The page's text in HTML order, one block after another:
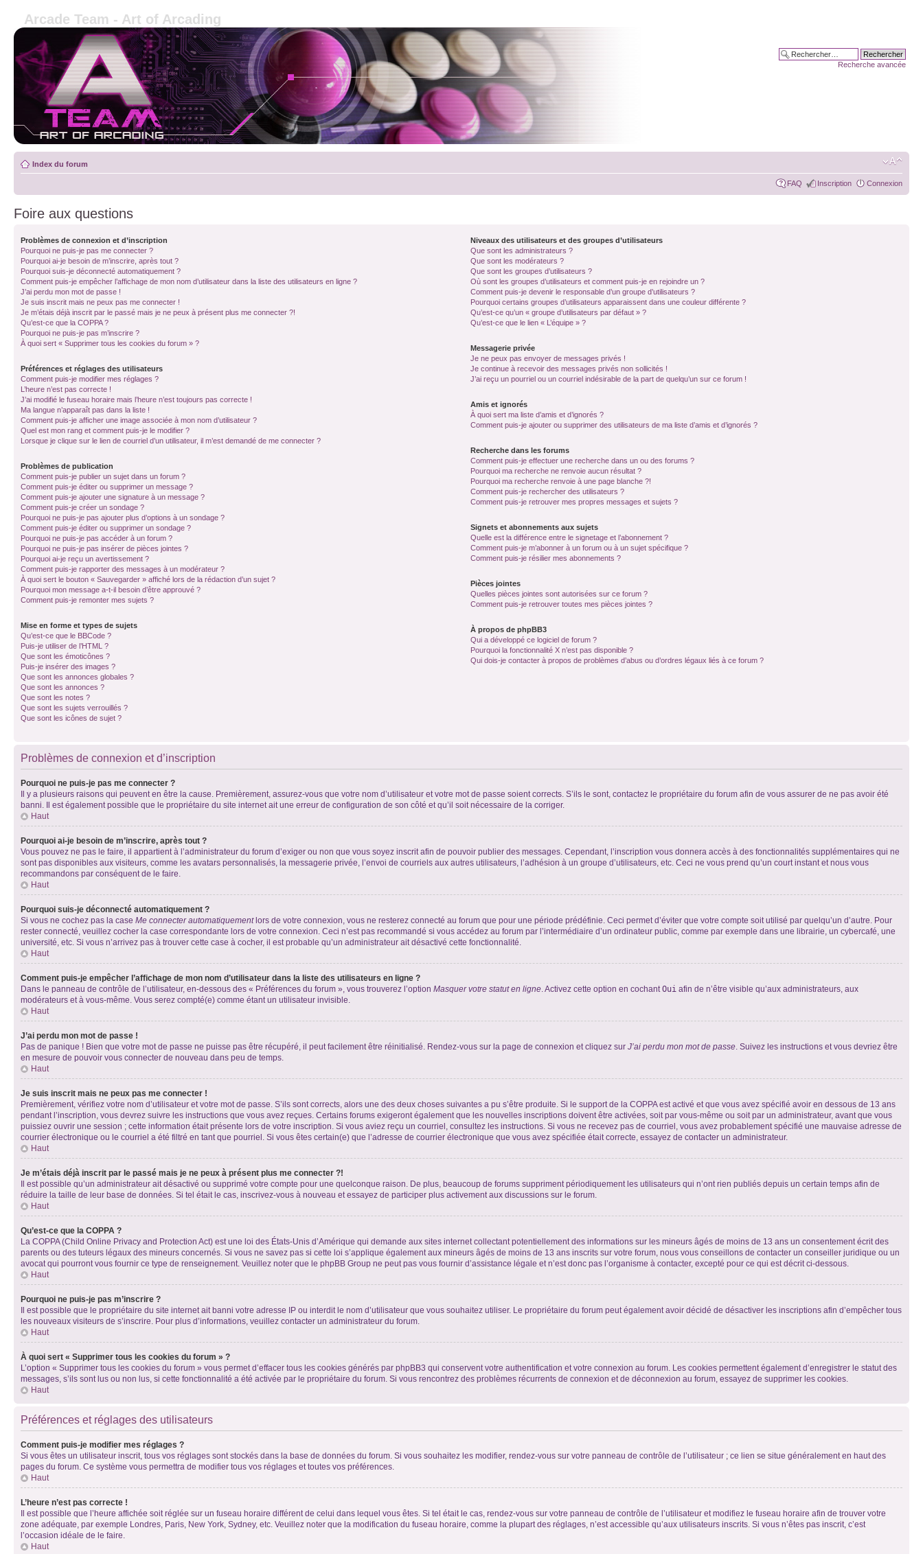
Arcade Team - Art of Arcading
Recherche avancée
Index du forum
FAQ Inscription Connexion
Foire aux questions
Problèmes de connexion et d’inscription
Pourquoi ne puis-je pas me connecter ?
Pourquoi ai-je besoin de m’inscrire, après tout ?
Pourquoi suis-je déconnecté automatiquement ?
Comment puis-je empêcher l’affichage de mon nom d’utilisateur dans la liste des utilisateurs en ligne ?
J’ai perdu mon mot de passe !
Je suis inscrit mais ne peux pas me connecter !
Je m’étais déjà inscrit par le passé mais je ne peux à présent plus me connecter ?!
Qu’est-ce que la COPPA ?
Pourquoi ne puis-je pas m’inscrire ?
À quoi sert « Supprimer tous les cookies du forum » ?
Préférences et réglages des utilisateurs
Comment puis-je modifier mes réglages ?
L’heure n’est pas correcte !
J’ai modifié le fuseau horaire mais l’heure n’est toujours pas correcte !
Ma langue n’apparaît pas dans la liste !
Comment puis-je afficher une image associée à mon nom d’utilisateur ?
Quel est mon rang et comment puis-je le modifier ?
Lorsque je clique sur le lien de courriel d’un utilisateur, il m’est demandé de me connecter ?
Problèmes de publication
Comment puis-je publier un sujet dans un forum ?
Comment puis-je éditer ou supprimer un message ?
Comment puis-je ajouter une signature à un message ?
Comment puis-je créer un sondage ?
Pourquoi ne puis-je pas ajouter plus d’options à un sondage ?
Comment puis-je éditer ou supprimer un sondage ?
Pourquoi ne puis-je pas accéder à un forum ?
Pourquoi ne puis-je pas insérer de pièces jointes ?
Pourquoi ai-je reçu un avertissement ?
Comment puis-je rapporter des messages à un modérateur ?
À quoi sert le bouton « Sauvegarder » affiché lors de la rédaction d’un sujet ?
Pourquoi mon message a-t-il besoin d’être approuvé ?
Comment puis-je remonter mes sujets ?
Mise en forme et types de sujets
Qu’est-ce que le BBCode ?
Puis-je utiliser de l’HTML ?
Que sont les émoticônes ?
Puis-je insérer des images ?
Que sont les annonces globales ?
Que sont les annonces ?
Que sont les notes ?
Que sont les sujets verrouillés ?
Que sont les icônes de sujet ?
Niveaux des utilisateurs et des groupes d’utilisateurs
Que sont les administrateurs ?
Que sont les modérateurs ?
Que sont les groupes d’utilisateurs ?
Où sont les groupes d’utilisateurs et comment puis-je en rejoindre un ?
Comment puis-je devenir le responsable d’un groupe d’utilisateurs ?
Pourquoi certains groupes d’utilisateurs apparaissent dans une couleur différente ?
Qu’est-ce qu’un « groupe d’utilisateurs par défaut » ?
Qu’est-ce que le lien « L’équipe » ?
Messagerie privée
Je ne peux pas envoyer de messages privés !
Je continue à recevoir des messages privés non sollicités !
J’ai reçu un pourriel ou un courriel indésirable de la part de quelqu’un sur ce forum !
Amis et ignorés
À quoi sert ma liste d’amis et d’ignorés ?
Comment puis-je ajouter ou supprimer des utilisateurs de ma liste d’amis et d’ignorés ?
Recherche dans les forums
Comment puis-je effectuer une recherche dans un ou des forums ?
Pourquoi ma recherche ne renvoie aucun résultat ?
Pourquoi ma recherche renvoie à une page blanche ?!
Comment puis-je rechercher des utilisateurs ?
Comment puis-je retrouver mes propres messages et sujets ?
Signets et abonnements aux sujets
Quelle est la différence entre le signetage et l’abonnement ?
Comment puis-je m’abonner à un forum ou à un sujet spécifique ?
Comment puis-je résilier mes abonnements ?
Pièces jointes
Quelles pièces jointes sont autorisées sur ce forum ?
Comment puis-je retrouver toutes mes pièces jointes ?
À propos de phpBB3
Qui a développé ce logiciel de forum ?
Pourquoi la fonctionnalité X n’est pas disponible ?
Qui dois-je contacter à propos de problèmes d’abus ou d’ordres légaux liés à ce forum ?
Problèmes de connexion et d’inscription
Pourquoi ne puis-je pas me connecter ?
Il y a plusieurs raisons qui peuvent en être la cause. Premièrement, assurez-vous que votre nom d’utilisateur et votre mot de passe soient corrects. S’ils le sont, contactez le propriétaire du forum afin de vous assurer de ne pas avoir été
banni. Il est également possible que le propriétaire du site internet ait une erreur de configuration de son côté et qu’il soit nécessaire de la corriger.
Haut
Pourquoi ai-je besoin de m’inscrire, après tout ?
Vous pouvez ne pas le faire, il appartient à l’administrateur du forum d’exiger ou non que vous soyez inscrit afin de pouvoir publier des messages. Cependant, l’inscription vous donnera accès à des fonctionnalités supplémentaires qui ne
sont pas disponibles aux visiteurs, comme les avatars personnalisés, la messagerie privée, l’envoi de courriels aux autres utilisateurs, l’adhésion à un groupe d’utilisateurs, etc. Ceci ne vous prend qu’un court instant et nous vous
recommandons par conséquent de le faire.
Haut
Pourquoi suis-je déconnecté automatiquement ?
Si vous ne cochez pas la case Me connecter automatiquementlors de votre connexion, vous ne resterez connecté au forum que pour une période prédéfinie. Ceci permet d’éviter que votre compte soit utilisé par quelqu’un d’autre. Pour
rester connecté, veuillez cocher la case correspondante lors de votre connexion. Ceci n’est pas recommandé si vous accédez au forum par l’intermédiaire d’un ordinateur public, comme par exemple dans une librairie, un cybercafé, une
université, etc. Si vous n’arrivez pas à trouver cette case à cocher, il est probable qu’un administrateur ait désactivé cette fonctionnalité.
Haut
Comment puis-je empêcher l’affichage de mon nom d’utilisateur dans la liste des utilisateurs en ligne ?
Dans le panneau de contrôle de l’utilisateur, en-dessous des « Préférences du forum », vous trouverez l’option Masquer votre statut en ligne. Activez cette option en cochantOui afin de n’être visible qu’aux administrateurs, aux
modérateurs et à vous-même. Vous serez compté(e) comme étant un utilisateur invisible.
Haut
J’ai perdu mon mot de passe !
Pas de panique ! Bien que votre mot de passe ne puisse pas être récupéré, il peut facilement être réinitialisé. Rendez-vous sur la page de connexion et cliquez sur J’ai perdu mon mot de passe. Suivez les instructions et vous devriez être
en mesure de pouvoir vous connecter de nouveau dans peu de temps.
Haut
Je suis inscrit mais ne peux pas me connecter !
Premièrement, vérifiez votre nom d’utilisateur et votre mot de passe. S’ils sont corrects, alors une des deux choses suivantes a pu s’être produite. Si le support de la COPPA est activé et que vous avez spécifié avoir en dessous de 13 ans
pendant l’inscription, vous devrez suivre les instructions que vous avez reçues. Certains forums exigeront également que les nouvelles inscriptions doivent être activées, soit par vous-même ou soit par un administrateur, avant que vous
puissiez ouvrir une session ; cette information était présente lors de votre inscription. Si vous aviez reçu un courriel, consultez les instructions. Si vous ne recevez pas de courriel, vous avez probablement spécifié une mauvaise adresse de
courrier électronique ou le courriel a été filtré en tant que pourriel. Si vous êtes certain(e) que l’adresse de courrier électronique que vous avez spécifiée était correcte, essayez de contacter un administrateur.
Haut
Je m’étais déjà inscrit par le passé mais je ne peux à présent plus me connecter ?!
Il est possible qu’un administrateur ait désactivé ou supprimé votre compte pour une quelconque raison. De plus, beaucoup de forums suppriment périodiquement les utilisateurs qui n’ont rien publiés depuis un certain temps afin de
réduire la taille de leur base de données. Si tel était le cas, inscrivez-vous à nouveau et essayez de participer plus activement aux discussions sur le forum.
Haut
Qu’est-ce que la COPPA ?
La COPPA (Child Online Privacy and Protection Act) est une loi des États-Unis d’Amérique qui demande aux sites internet collectant potentiellement des informations sur les mineurs âgés de moins de 13 ans un consentement écrit des
parents ou des tuteurs légaux des mineurs concernés. Si vous ne savez pas si cette loi s’applique également aux mineurs âgés de moins de 13 ans inscrits sur votre forum, nous vous conseillons de contacter un conseiller juridique ou un
avocat qui pourront vous fournir ce type de renseignement. Veuillez noter que le phpBB Group ne peut pas vous fournir d’assistance légale et n’est donc pas l’organisme à contacter, excepté pour ce qui est décrit ci-dessous.
Haut
Pourquoi ne puis-je pas m’inscrire ?
Il est possible que le propriétaire du site internet ait banni votre adresse IP ou interdit le nom d’utilisateur que vous souhaitez utiliser. Le propriétaire du forum peut également avoir décidé de désactiver les inscriptions afin d’empêcher tous
les nouveaux visiteurs de s’inscrire. Pour plus d’informations, veuillez contacter un administrateur du forum.
Haut
À quoi sert « Supprimer tous les cookies du forum » ?
L’option « Supprimer tous les cookies du forum » vous permet d’effacer tous les cookies générés par phpBB3 qui conservent votre authentification et votre connexion au forum. Les cookies permettent également d’enregistrer le statut des
messages, s’ils sont lus ou non lus, si cette fonctionnalité a été activée par le propriétaire du forum. Si vous rencontrez des problèmes récurrents de connexion et de déconnexion au forum, essayez de supprimer les cookies.
Haut
Préférences et réglages des utilisateurs
Comment puis-je modifier mes réglages ?
Si vous êtes un utilisateur inscrit, tous vos réglages sont stockés dans la base de données du forum. Si vous souhaitez les modifier, rendez-vous sur votre panneau de contrôle de l’utilisateur ; ce lien se situe généralement en haut des
pages du forum. Ce système vous permettra de modifier tous vos réglages et toutes vos préférences.
Haut
L’heure n’est pas correcte !
Il est possible que l’heure affichée soit réglée sur un fuseau horaire différent de celui dans lequel vous êtes. Si tel était le cas, rendez-vous sur votre panneau de contrôle de l’utilisateur et modifiez le fuseau horaire afin de trouver votre
zone adéquate, par exemple Londres, Paris, New York, Sydney, etc. Veuillez noter que la modification du fuseau horaire, comme la plupart des réglages, n’est accessible qu’aux utilisateurs inscrits. Si vous n’êtes pas inscrit, c’est
l’occasion idéale de le faire.
Haut